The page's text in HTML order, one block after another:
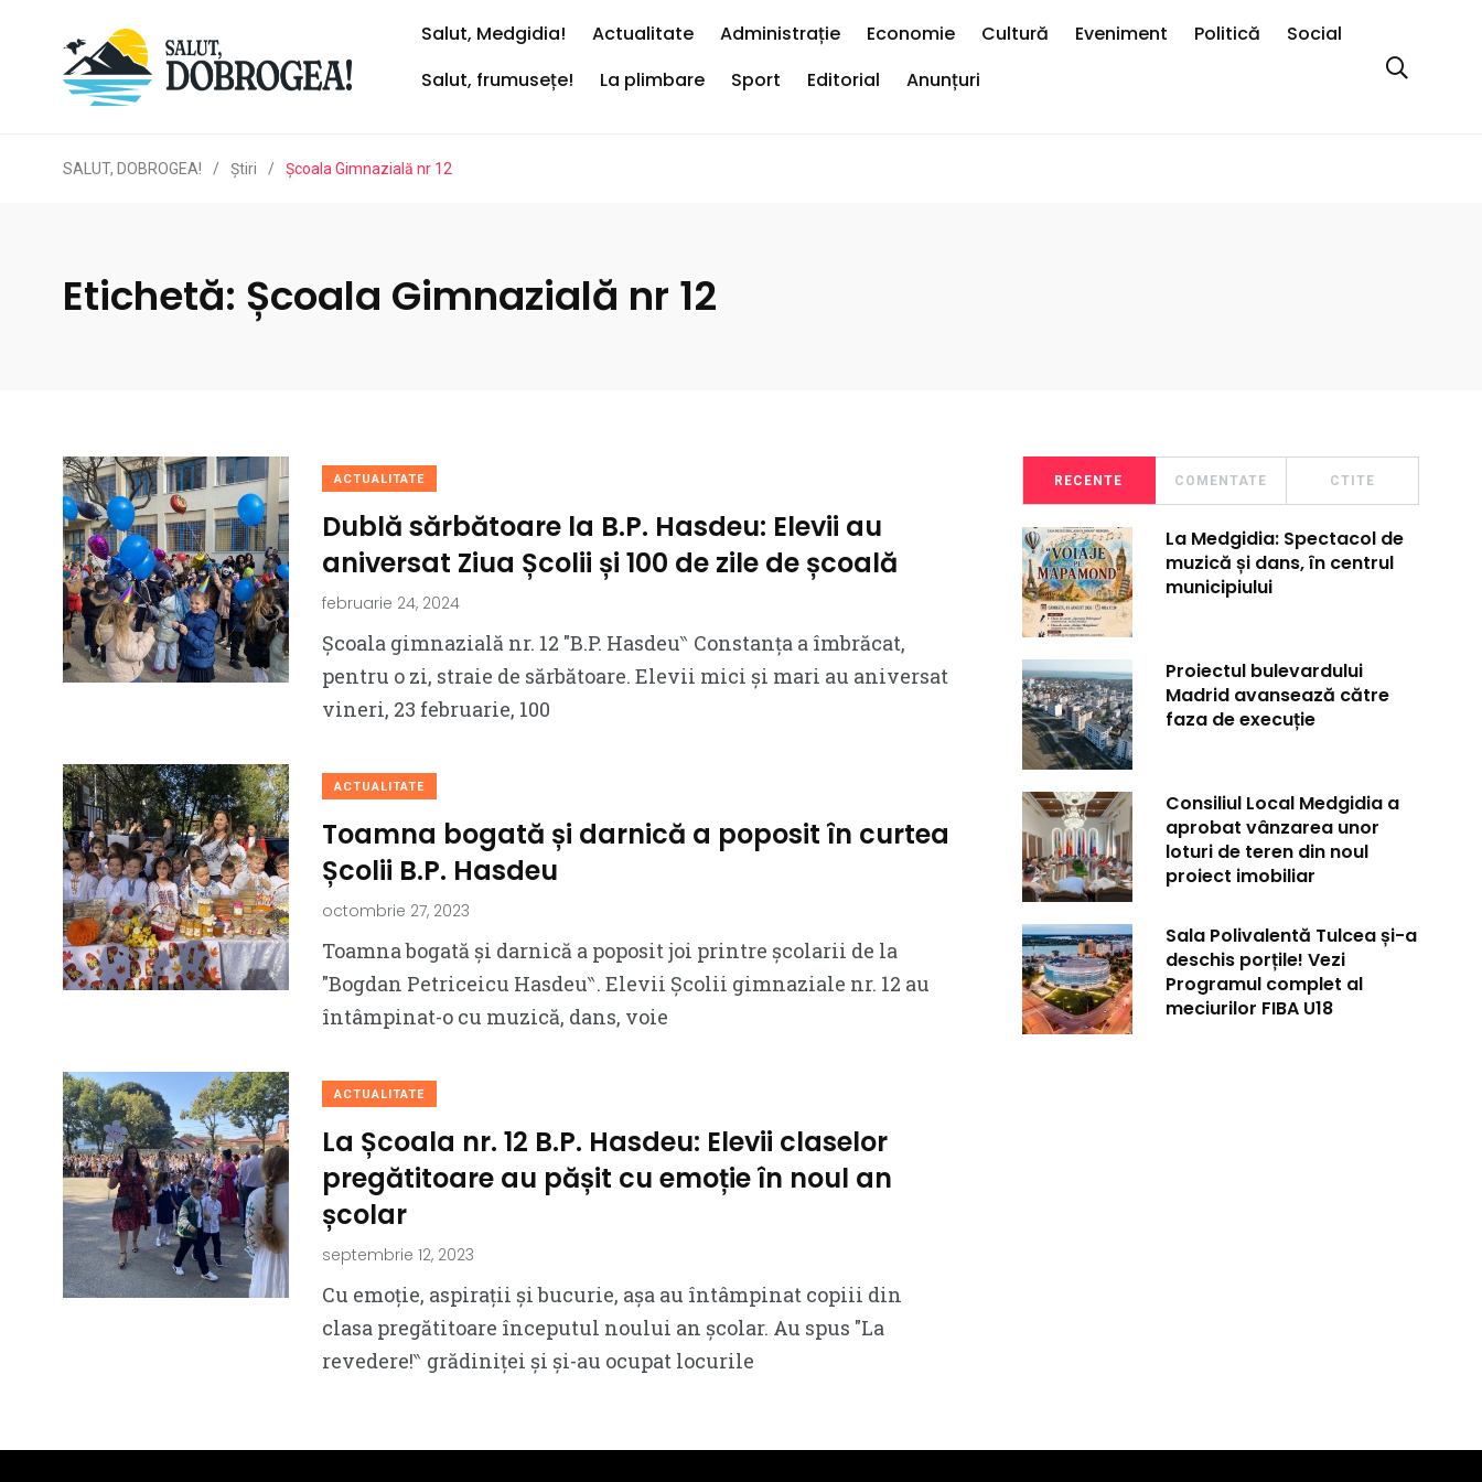
Salut, Medgidia! Actualitate Administrație Economie Cultură Eveniment Politică
Social
Salut, frumusețe!
La plimbare Sport Editorial Anunțuri
SALUT, DOBROGEA! / Ştiri / Școala Gimnazială nr 12
Etichetă: Școala Gimnazială nr 12
ACTUALITATE
Dublă sărbătoare la B.P. Hasdeu: Elevii au
aniversat Ziua Școlii și 100 de zile de școală
februarie 24, 2024
Școala gimnazială nr. 12 ″B.P. Hasdeu‶ Constanța a îmbrăcat,
pentru o zi, straie de sărbătoare. Elevii mici și mari au aniversat
vineri, 23 februarie, 100
ACTUALITATE
Toamna bogată și darnică a poposit în curtea
Școlii B.P. Hasdeu
octombrie 27, 2023
Toamna bogată și darnică a poposit joi printre școlarii de la
″Bogdan Petriceicu Hasdeu‶. Elevii Școlii gimnaziale nr. 12 au
întâmpinat-o cu muzică, dans, voie
ACTUALITATE
La Școala nr. 12 B.P. Hasdeu: Elevii claselor
pregătitoare au pășit cu emoție în noul an
școlar
septembrie 12, 2023
Cu emoție, aspirații și bucurie, așa au întâmpinat copiii din
clasa pregătitoare începutul noului an școlar. Au spus ″La
revedere!‶ grădiniței și și-au ocupat locurile
RECENTE COMENTATE CTITE
La Medgidia: Spectacol de
muzică și dans, în centrul
municipiului
Proiectul bulevardului
Madrid avansează către
faza de execuție
Consiliul Local Medgidia a
aprobat vânzarea unor
loturi de teren din noul
proiect imobiliar
Sala Polivalentă Tulcea și-a
deschis porțile! Vezi
Programul complet al
meciurilor FIBA U18